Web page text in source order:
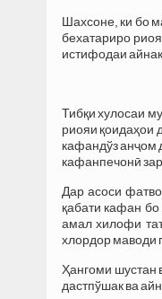
Шахсоне, ки бо
бехатариро
истифодаи
Тибқи хулосаи
риояи қоидаҳои
кафандўз анҷом
кафанпечонӣ
Дар асоси
қабати кафан
амал хилофи
хлордор маводи
Ҳангоми шустан
дастпўшак ва